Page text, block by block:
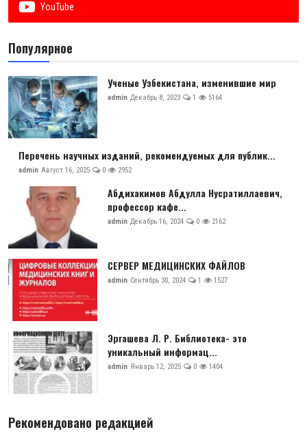
YouTube
Популярное
Ученые Узбекистана, изменившие мир
admin Декабрь 8, 2023 1 5164
Перечень научных изданий, рекомендуемых для публик...
admin Август 16, 2025 0 2952
Абдихакимов Абдулла Нусратиллаевич,
профессор кафе...
admin Декабрь 16, 2024 0 2162
СЕРВЕР МЕДИЦИНСКИХ ФАЙЛОВ
admin Сентябрь 30, 2024 1 1527
Эргашева Л. Р. Библиотека- это
уникальный информац...
admin Январь 12, 2025 0 1404
Рекомендовано редакцией